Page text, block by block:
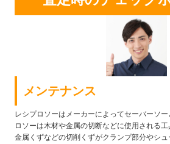
メンテナンス
レシプロソーはメーカーによってセーバーソ
ロソーは木材や金属の切断などに使用される
金属くずなどの切削くずがクランプ部分やシ